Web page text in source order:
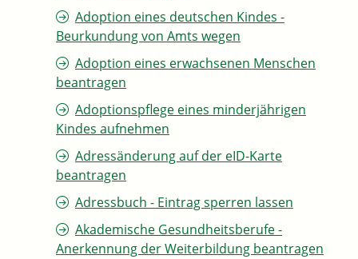
Adoption eines deutschen Kindes -
Beurkundung von Amts wegen
Adoption eines erwachsenen Menschen
beantragen
Adoptionspflege eines minderjährigen
Kindes aufnehmen
Adressänderung auf der eID-Karte
beantragen
Adressbuch - Eintrag sperren lassen
Akademische Gesundheitsberufe -
Anerkennung der Weiterbildung beantragen